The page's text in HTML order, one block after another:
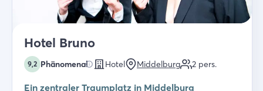
Hotel Bruno
9,2 Phänomenal Hotel Middelburg 2 pers.
Ein zentraler Traumplatz in Middelburg